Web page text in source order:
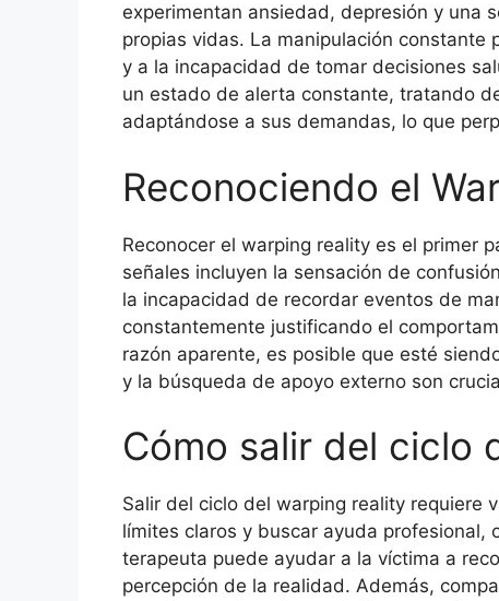
experimentan ansiedad, depresión y una
propias vidas. La manipulación
y a la incapacidad de tomar decisiones
un estado de alerta constante, tratando
adaptándose a sus demandas, lo que
Reconociendo el
Reconocer el warping reality es el primer
señales incluyen la sensación de
la incapacidad de recordar eventos de
constantemente justificando el
razón aparente, es posible que esté
y la búsqueda de apoyo externo son
Cómo salir del ciclo
Salir del ciclo del warping reality requiere
límites claros y buscar ayuda profesional,
terapeuta puede ayudar a la víctima a
percepción de la realidad. Además,